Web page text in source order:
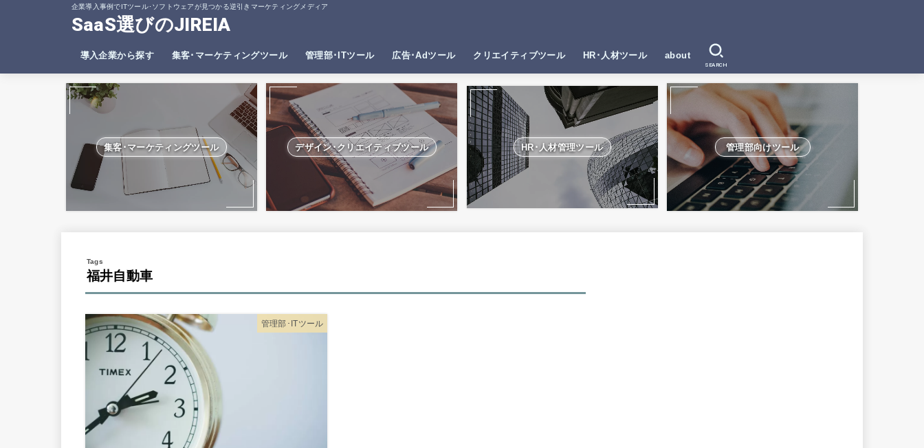
企業導入事例でITツール･ソフトウェアが見つかる逆引きマーケティングメディア
SaaS選びのJIREIA
導入企業から探す 集客･マーケティングツール
SEO分析ツール
ヒートマップツール
管理部･ITツール 広告･Adツール クリエイティブツール HR･人材ツール about
SEARCH
集客･マーケティングツール デザイン･クリエイティブツール HR･人材管理ツール 管理部向けツール
福井自動車
管理部･ITツール